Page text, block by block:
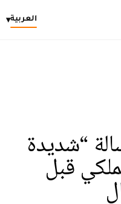
العربية▾
“شديدة
قبل